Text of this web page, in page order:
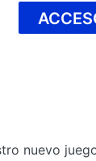
nuevo